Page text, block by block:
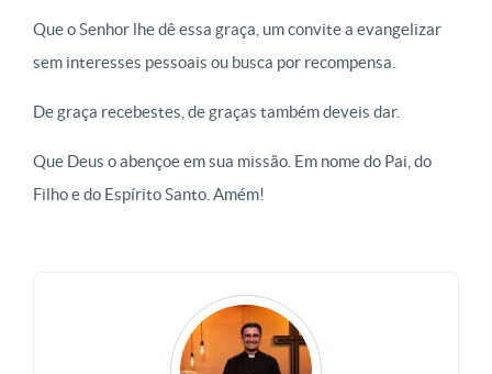
Que o Senhor lhe dê essa graça, um convite a evangelizar
sem interesses pessoais ou busca por recompensa.
De graça recebestes, de graças também deveis dar.
Que Deus o abençoe em sua missão. Em nome do Pai, do
Filho e do Espírito Santo. Amém!